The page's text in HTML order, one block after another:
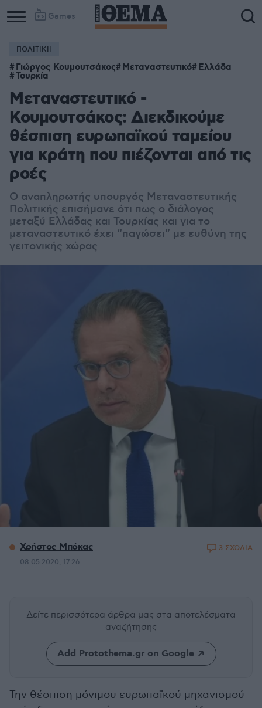
Games
ΠΟΛΙΤΙΚΗ
Γιώργος Κουμουτσάκος Μεταναστευτικό Ελλάδα
Τουρκία
Μεταναστευτικό -
Κουμουτσάκος: Διεκδικούμε
θέσπιση ευρωπαϊκού ταμείου
για κράτη που πιέζονται από τις
ροές
Ο αναπληρωτής υπουργός Μεταναστευτικής
Πολιτικής επισήμανε ότι πως ο διάλογος
μεταξύ Ελλάδας και Τουρκίας και για το
μεταναστευτικό έχει “παγώσει” με ευθύνη της
γειτονικής χώρας
Χρήστος Μπόκας
08.05.2020, 17:26
3 ΣΧΟΛΙΑ
Δείτε περισσότερα άρθρα μας στα αποτελέσματα
αναζήτησης
Add Protothema.gr on Google
Την θέσπιση μόνιμου ευρωπαϊκού μηχανισμού